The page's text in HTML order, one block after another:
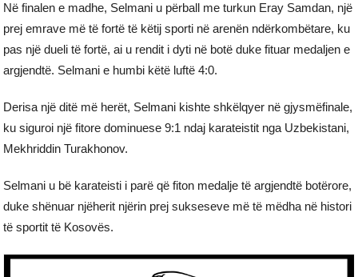
Në finalen e madhe, Selmani u përball me turkun Eray Samdan, një
prej emrave më të fortë të këtij sporti në arenën ndërkombëtare, ku
pas një dueli të fortë, ai u rendit i dyti në botë duke fituar medaljen e
argjendtë. Selmani e humbi këtë luftë 4:0.
Derisa një ditë më herët, Selmani kishte shkëlqyer në gjysmëfinale,
ku siguroi një fitore dominuese 9:1 ndaj karateistit nga Uzbekistani,
Mekhriddin Turakhonov.
Selmani u bë karateisti i parë që fiton medalje të argjendtë botërore,
duke shënuar njëherit njërin prej sukseseve më të mëdha në histori
të sportit të Kosovës.